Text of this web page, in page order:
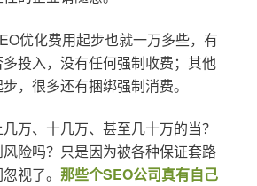
优化费用起步也就一万多些，有
投入，没有任何强制收费；其他
，很多还有捆绑强制消费。
万、十几万、甚至几十万的当？
险吗？只是因为被各种保证套路
视了。 那些个SEO公司真有自己